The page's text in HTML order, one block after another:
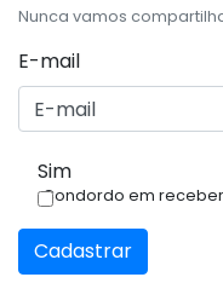
Nunca vamos
E-mail
Sim
Condordo em
Cadastrar